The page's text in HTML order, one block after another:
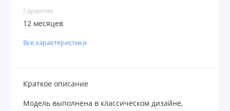
Гарантия
12 месяцев
Все характеристики
Краткое описание
Модель выполнена в классическом дизайне,